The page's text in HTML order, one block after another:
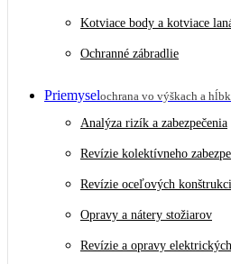
Kotviace body a kotviace
Ochranné zábradlie
Priemyselochrana vo výškach a
Analýza rizík a zabezpečenia
Revízie kolektívneho
Revízie oceľových
Opravy a nátery stožiarov
Revízie a opravy